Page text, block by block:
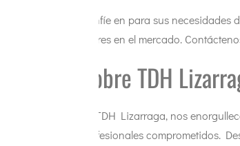
Confíe en para sus
líderes en el mercado.
Sobre TDH
En TDH Lizarraga, nos
profesionales comprometidos.